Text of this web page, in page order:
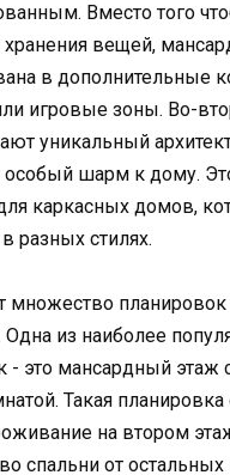
Вместо того
хранения вещей,
в дополнительные
игровые зоны. Во-
уникальный
шарм к дому.
каркасных домов,
разных стилях.
множество
Одна из наиболее
- это мансардный этаж
Такая планировка
на втором
спальни от